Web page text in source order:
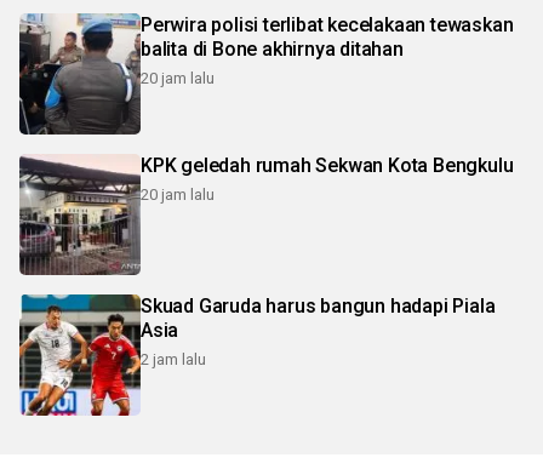
Perwira polisi terlibat kecelakaan tewaskan
balita di Bone akhirnya ditahan
20 jam lalu
KPK geledah rumah Sekwan Kota Bengkulu
20 jam lalu
Skuad Garuda harus bangun hadapi Piala
Asia
2 jam lalu